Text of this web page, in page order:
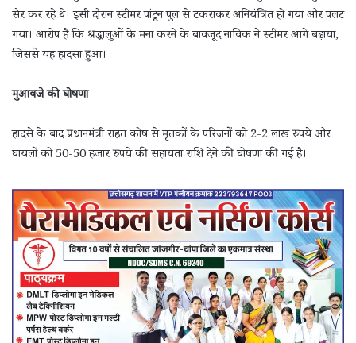
सैर कर रहे थे। इसी दौरान स्टीमर पांटून पुल से टकराकर अनियंत्रित हो गया और पलट
गया। आरोप है कि श्रद्धालुओं के मना करने के बावजूद नाविक ने स्टीमर आगे बढ़ाया,
जिससे यह हादसा हुआ।
मुआवजे की घोषणा
हादसे के बाद प्रधानमंत्री राहत कोष से मृतकों के परिजनों को 2-2 लाख रुपये और
घायलों को 50-50 हजार रुपये की सहायता राशि देने की घोषणा की गई है।